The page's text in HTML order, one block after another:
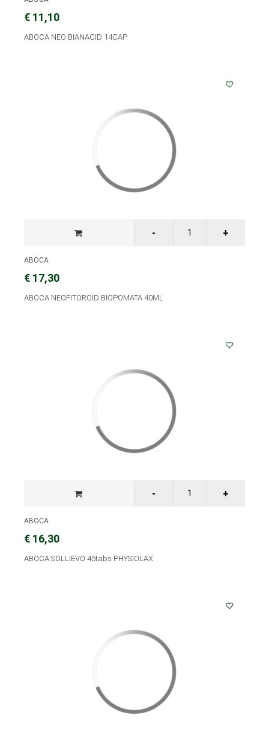
€ 11,10
ABOCA NEO BIANACID 14CAP
ABOCA
€ 17,30
ABOCA NEOFITOROID BIOPOMATA 40ML
ABOCA
€ 16,30
ABOCA SOLLIEVO 45tabs PHYSIOLAX